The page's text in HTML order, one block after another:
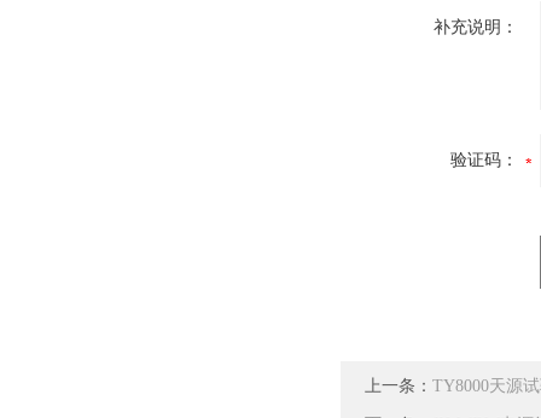
补充说明：
验证码：
上一条： TY8000天源